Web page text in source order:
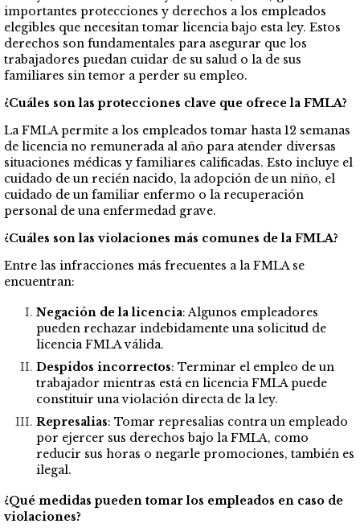
importantes protecciones y derechos a los empleados
elegibles que necesitan tomar licencia bajo esta ley. Estos
derechos son fundamentales para asegurar que los
trabajadores puedan cuidar de su salud o la de sus
familiares sin temor a perder su empleo.
¿Cuáles son las protecciones clave que ofrece la FMLA?
La FMLA permite a los empleados tomar hasta 12 semanas
de licencia no remunerada al año para atender diversas
situaciones médicas y familiares calificadas. Esto incluye el
cuidado de un recién nacido, la adopción de un niño, el
cuidado de un familiar enfermo o la recuperación
personal de una enfermedad grave.
¿Cuáles son las violaciones más comunes de la FMLA?
Entre las infracciones más frecuentes a la FMLA se
encuentran:
Negación de la licencia: Algunos empleadores
pueden rechazar indebidamente una solicitud de
licencia FMLA válida.
Despidos incorrectos: Terminar el empleo de un
trabajador mientras está en licencia FMLA puede
constituir una violación directa de la ley.
Represalias: Tomar represalias contra un empleado
por ejercer sus derechos bajo la FMLA, como
reducir sus horas o negarle promociones, también es
ilegal.
¿Qué medidas pueden tomar los empleados en caso de
violaciones?